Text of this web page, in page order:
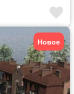
Новое